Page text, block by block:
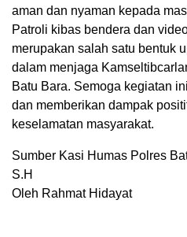
aman dan nyaman kepada
Patroli kibas bendera dan
merupakan salah satu bentuk
dalam menjaga
Batu Bara. Semoga kegiatan
dan memberikan dampak
keselamatan masyarakat.
Sumber Kasi Humas Polres
S.H
Oleh Rahmat Hidayat